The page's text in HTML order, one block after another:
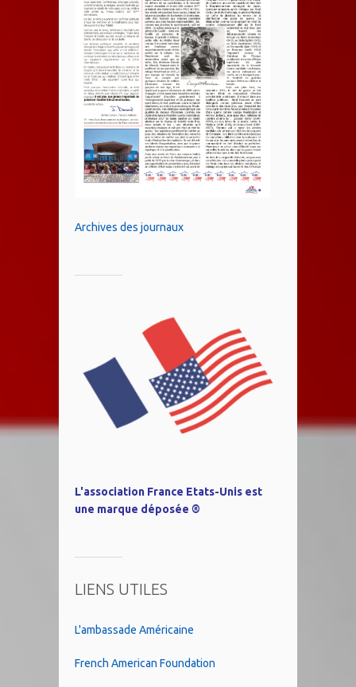
Archives des journaux
L'association France Etats-Unis est
une marque déposée ®
LIENS UTILES
L'ambassade Américaine
French American Foundation